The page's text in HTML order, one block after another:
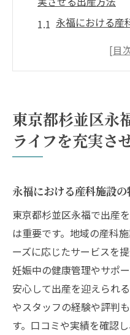
永福における産
地域密着型出産
性
永福地域での出
方法ガイド
めに
妊娠初期から
ビス
永福での出産ク
地域イベントと
イフ
東京都杉並区永
ライフを充実さ
永福における産科施設
東京都杉並区永福で出産
は重要です。地域の産科
ーズに応じたサービスを
妊娠中の健康管理やサポ
安心して出産を迎えられ
やスタッフの経験や評判
す。口コミや実績を確認